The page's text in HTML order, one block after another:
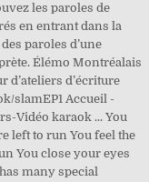
les paroles de
en entrant dans la
paroles d’une
Élémo Montréalais
d’ateliers d’écriture
slamEP1 Accueil -
Vidéo karaok ... You
left to run You feel the
You close your eyes
many special